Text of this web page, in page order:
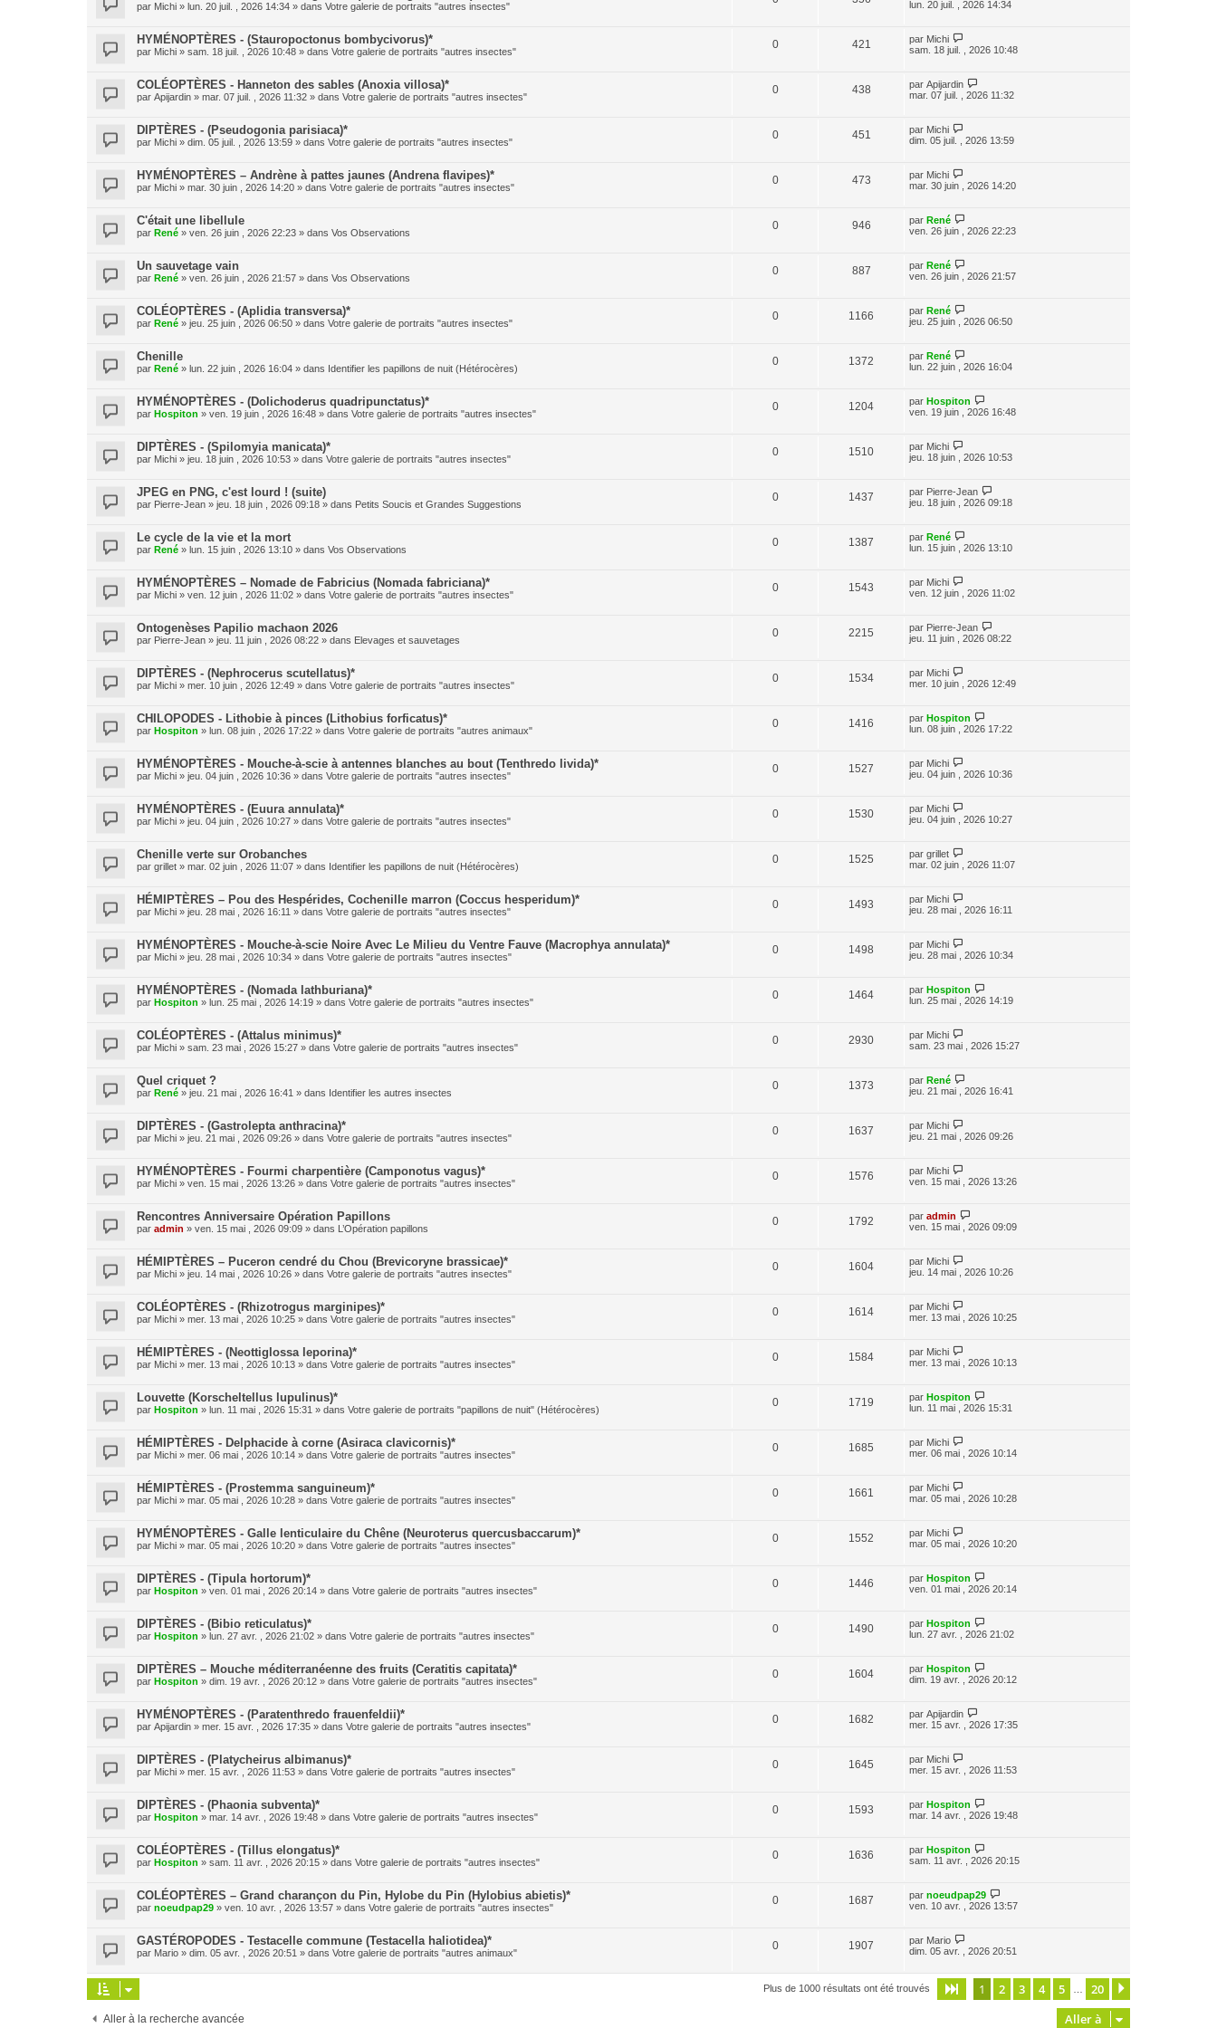
par Michi » lun. 20 juil. , 2026 14:34 » dans Votre galerie de portraits "autres insectes"
lun. 20 juil. , 2026 14:34
HYMÉNOPTÈRES - (Stauropoctonus bombycivorus)*
par Michi » sam. 18 juil. , 2026 10:48 » dans Votre galerie de portraits "autres insectes"
0 421 par Michi
sam. 18 juil. , 2026 10:48
COLÉOPTÈRES - Hanneton des sables (Anoxia villosa)*
par Apijardin » mar. 07 juil. , 2026 11:32 » dans Votre galerie de portraits "autres insectes"
0 438 par Apijardin
mar. 07 juil. , 2026 11:32
DIPTÈRES - (Pseudogonia parisiaca)*
par Michi » dim. 05 juil. , 2026 13:59 » dans Votre galerie de portraits "autres insectes"
0 451 par Michi
dim. 05 juil. , 2026 13:59
HYMÉNOPTÈRES – Andrène à pattes jaunes (Andrena flavipes)*
par Michi » mar. 30 juin , 2026 14:20 » dans Votre galerie de portraits "autres insectes"
0 473 par Michi
mar. 30 juin , 2026 14:20
C'était une libellule
par René » ven. 26 juin , 2026 22:23 » dans Vos Observations
0 946 par René
ven. 26 juin , 2026 22:23
Un sauvetage vain
par René » ven. 26 juin , 2026 21:57 » dans Vos Observations
0 887 par René
ven. 26 juin , 2026 21:57
COLÉOPTÈRES - (Aplidia transversa)*
par René » jeu. 25 juin , 2026 06:50 » dans Votre galerie de portraits "autres insectes"
0 1166 par René
jeu. 25 juin , 2026 06:50
Chenille
par René » lun. 22 juin , 2026 16:04 » dans Identifier les papillons de nuit (Hétérocères)
0 1372 par René
lun. 22 juin , 2026 16:04
HYMÉNOPTÈRES - (Dolichoderus quadripunctatus)*
par Hospiton » ven. 19 juin , 2026 16:48 » dans Votre galerie de portraits "autres insectes"
0 1204 par Hospiton
ven. 19 juin , 2026 16:48
DIPTÈRES - (Spilomyia manicata)*
par Michi » jeu. 18 juin , 2026 10:53 » dans Votre galerie de portraits "autres insectes"
0 1510 par Michi
jeu. 18 juin , 2026 10:53
JPEG en PNG, c'est lourd ! (suite)
par Pierre-Jean » jeu. 18 juin , 2026 09:18 » dans Petits Soucis et Grandes Suggestions
0 1437 par Pierre-Jean
jeu. 18 juin , 2026 09:18
Le cycle de la vie et la mort
par René » lun. 15 juin , 2026 13:10 » dans Vos Observations
0 1387 par René
lun. 15 juin , 2026 13:10
HYMÉNOPTÈRES – Nomade de Fabricius (Nomada fabriciana)*
par Michi » ven. 12 juin , 2026 11:02 » dans Votre galerie de portraits "autres insectes"
0 1543 par Michi
ven. 12 juin , 2026 11:02
Ontogenèses Papilio machaon 2026
par Pierre-Jean » jeu. 11 juin , 2026 08:22 » dans Elevages et sauvetages
0 2215 par Pierre-Jean
jeu. 11 juin , 2026 08:22
DIPTÈRES - (Nephrocerus scutellatus)*
par Michi » mer. 10 juin , 2026 12:49 » dans Votre galerie de portraits "autres insectes"
0 1534 par Michi
mer. 10 juin , 2026 12:49
CHILOPODES - Lithobie à pinces (Lithobius forficatus)*
par Hospiton » lun. 08 juin , 2026 17:22 » dans Votre galerie de portraits "autres animaux"
0 1416 par Hospiton
lun. 08 juin , 2026 17:22
HYMÉNOPTÈRES - Mouche-à-scie à antennes blanches au bout (Tenthredo livida)*
par Michi » jeu. 04 juin , 2026 10:36 » dans Votre galerie de portraits "autres insectes"
0 1527 par Michi
jeu. 04 juin , 2026 10:36
HYMÉNOPTÈRES - (Euura annulata)*
par Michi » jeu. 04 juin , 2026 10:27 » dans Votre galerie de portraits "autres insectes"
0 1530 par Michi
jeu. 04 juin , 2026 10:27
Chenille verte sur Orobanches
par grillet » mar. 02 juin , 2026 11:07 » dans Identifier les papillons de nuit (Hétérocères)
0 1525 par grillet
mar. 02 juin , 2026 11:07
HÉMIPTÈRES – Pou des Hespérides, Cochenille marron (Coccus hesperidum)*
par Michi » jeu. 28 mai , 2026 16:11 » dans Votre galerie de portraits "autres insectes"
0 1493 par Michi
jeu. 28 mai , 2026 16:11
HYMÉNOPTÈRES - Mouche-à-scie Noire Avec Le Milieu du Ventre Fauve (Macrophya annulata)*
par Michi » jeu. 28 mai , 2026 10:34 » dans Votre galerie de portraits "autres insectes"
0 1498 par Michi
jeu. 28 mai , 2026 10:34
HYMÉNOPTÈRES - (Nomada lathburiana)*
par Hospiton » lun. 25 mai , 2026 14:19 » dans Votre galerie de portraits "autres insectes"
0 1464 par Hospiton
lun. 25 mai , 2026 14:19
COLÉOPTÈRES - (Attalus minimus)*
par Michi » sam. 23 mai , 2026 15:27 » dans Votre galerie de portraits "autres insectes"
0 2930 par Michi
sam. 23 mai , 2026 15:27
Quel criquet ?
par René » jeu. 21 mai , 2026 16:41 » dans Identifier les autres insectes
0 1373 par René
jeu. 21 mai , 2026 16:41
DIPTÈRES - (Gastrolepta anthracina)*
par Michi » jeu. 21 mai , 2026 09:26 » dans Votre galerie de portraits "autres insectes"
0 1637 par Michi
jeu. 21 mai , 2026 09:26
HYMÉNOPTÈRES - Fourmi charpentière (Camponotus vagus)*
par Michi » ven. 15 mai , 2026 13:26 » dans Votre galerie de portraits "autres insectes"
0 1576 par Michi
ven. 15 mai , 2026 13:26
Rencontres Anniversaire Opération Papillons
par admin » ven. 15 mai , 2026 09:09 » dans L’Opération papillons
0 1792 par admin
ven. 15 mai , 2026 09:09
HÉMIPTÈRES – Puceron cendré du Chou (Brevicoryne brassicae)*
par Michi » jeu. 14 mai , 2026 10:26 » dans Votre galerie de portraits "autres insectes"
0 1604 par Michi
jeu. 14 mai , 2026 10:26
COLÉOPTÈRES - (Rhizotrogus marginipes)*
par Michi » mer. 13 mai , 2026 10:25 » dans Votre galerie de portraits "autres insectes"
0 1614 par Michi
mer. 13 mai , 2026 10:25
HÉMIPTÈRES - (Neottiglossa leporina)*
par Michi » mer. 13 mai , 2026 10:13 » dans Votre galerie de portraits "autres insectes"
0 1584 par Michi
mer. 13 mai , 2026 10:13
Louvette (Korscheltellus lupulinus)*
par Hospiton » lun. 11 mai , 2026 15:31 » dans Votre galerie de portraits "papillons de nuit" (Hétérocères)
0 1719 par Hospiton
lun. 11 mai , 2026 15:31
HÉMIPTÈRES - Delphacide à corne (Asiraca clavicornis)*
par Michi » mer. 06 mai , 2026 10:14 » dans Votre galerie de portraits "autres insectes"
0 1685 par Michi
mer. 06 mai , 2026 10:14
HÉMIPTÈRES - (Prostemma sanguineum)*
par Michi » mar. 05 mai , 2026 10:28 » dans Votre galerie de portraits "autres insectes"
0 1661 par Michi
mar. 05 mai , 2026 10:28
HYMÉNOPTÈRES - Galle lenticulaire du Chêne (Neuroterus quercusbaccarum)*
par Michi » mar. 05 mai , 2026 10:20 » dans Votre galerie de portraits "autres insectes"
0 1552 par Michi
mar. 05 mai , 2026 10:20
DIPTÈRES - (Tipula hortorum)*
par Hospiton » ven. 01 mai , 2026 20:14 » dans Votre galerie de portraits "autres insectes"
0 1446 par Hospiton
ven. 01 mai , 2026 20:14
DIPTÈRES - (Bibio reticulatus)*
par Hospiton » lun. 27 avr. , 2026 21:02 » dans Votre galerie de portraits "autres insectes"
0 1490 par Hospiton
lun. 27 avr. , 2026 21:02
DIPTÈRES – Mouche méditerranéenne des fruits (Ceratitis capitata)*
par Hospiton » dim. 19 avr. , 2026 20:12 » dans Votre galerie de portraits "autres insectes"
0 1604 par Hospiton
dim. 19 avr. , 2026 20:12
HYMÉNOPTÈRES - (Paratenthredo frauenfeldii)*
par Apijardin » mer. 15 avr. , 2026 17:35 » dans Votre galerie de portraits "autres insectes"
0 1682 par Apijardin
mer. 15 avr. , 2026 17:35
DIPTÈRES - (Platycheirus albimanus)*
par Michi » mer. 15 avr. , 2026 11:53 » dans Votre galerie de portraits "autres insectes"
0 1645 par Michi
mer. 15 avr. , 2026 11:53
DIPTÈRES - (Phaonia subventa)*
par Hospiton » mar. 14 avr. , 2026 19:48 » dans Votre galerie de portraits "autres insectes"
0 1593 par Hospiton
mar. 14 avr. , 2026 19:48
COLÉOPTÈRES - (Tillus elongatus)*
par Hospiton » sam. 11 avr. , 2026 20:15 » dans Votre galerie de portraits "autres insectes"
0 1636 par Hospiton
sam. 11 avr. , 2026 20:15
COLÉOPTÈRES – Grand charançon du Pin, Hylobe du Pin (Hylobius abietis)*
par noeudpap29 » ven. 10 avr. , 2026 13:57 » dans Votre galerie de portraits "autres insectes"
0 1687 par noeudpap29
ven. 10 avr. , 2026 13:57
GASTÉROPODES - Testacelle commune (Testacella haliotidea)*
par Mario » dim. 05 avr. , 2026 20:51 » dans Votre galerie de portraits "autres animaux"
0 1907 par Mario
dim. 05 avr. , 2026 20:51
Plus de 1000 résultats ont été trouvés Page sur20
1 2 3 4 5 20
Aller à la recherche avancée Aller à